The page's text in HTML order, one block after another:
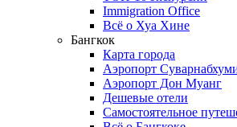
Immigration Office
Всё о Хуа Хине
Бангкок
Карта города
Аэропорт
Аэропорт Дон Муанг
Дешевые отели
Самостоятельное